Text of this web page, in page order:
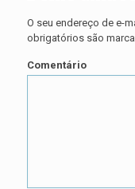
O seu endereço de e-
obrigatórios são
Comentário